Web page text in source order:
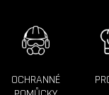
OCHRANNÉ